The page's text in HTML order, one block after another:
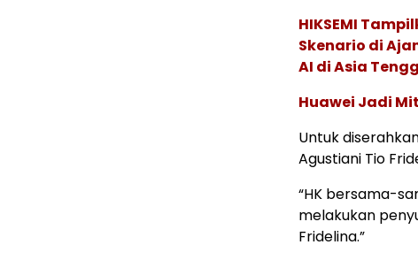
HIKSEMI
Skenario di
AI di Asia
Huawei Jadi
Untuk
Agustiani Tio
“HK bersama-
melakukan
Fridelina.”